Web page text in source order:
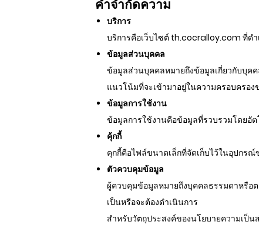
คำจำกัดความ
บริการ
บริการคือเว็บไซต์ th.cocralloy.com ที่ด
ข้อมูลส่วนบุคคล
ข้อมูลส่วนบุคคลหมายถึงข้อมูลเกี่ยวกับบุค
แนวโน้มที่จะเข้ามาอยู่ในความครอบครอง
ข้อมูลการใช้งาน
ข้อมูลการใช้งานคือข้อมูลที่รวบรวมโดยอัต
คุ้กกี้
คุกกี้คือไฟล์ขนาดเล็กที่จัดเก็บไว้ในอุปกร
ตัวควบคุมข้อมูล
ผู้ควบคุมข้อมูลหมายถึงบุคคลธรรมดาหรือ
เป็นหรือจะต้องดำเนินการ
สำหรับวัตถุประสงค์ของนโยบายความเป็